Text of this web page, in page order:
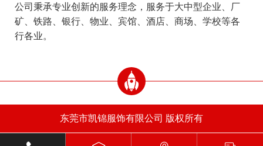
公司秉承专业创新的服务理念，服务于大中型企业、厂
矿、铁路、银行、物业、宾馆、酒店、商场、学校等各
行各业。
东莞市凯锦服饰有限公司 版权所有